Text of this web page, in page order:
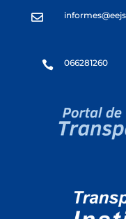

 066281260